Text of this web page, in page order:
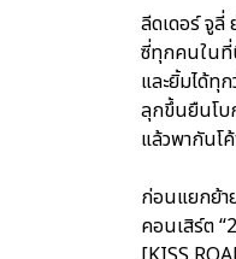
ลีดเดอร์ จูลี่
ซี่ทุกคนในที่
และยิ้มได้ทุ
ลุกขึ้นยืนโบ
แล้วพากันโ
ก่อนแยกย้า
คอนเสิร์ต